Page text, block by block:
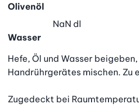
Olivenöl
Wasser
NaN dl
Hefe, Öl und Wasser
Handrührgerätes mischen. Zu
Zugedeckt bei